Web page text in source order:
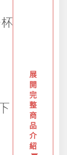
展
開
完
整
商
品
介
紹